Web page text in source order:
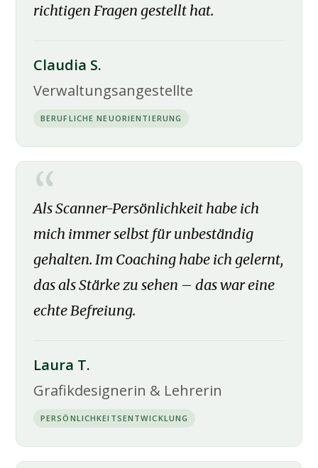
richtigen Fragen gestellt hat.
Claudia S.
Verwaltungsangestellte
BERUFLICHE NEUORIENTIERUNG
Als Scanner-Persönlichkeit habe ich
mich immer selbst für unbeständig
gehalten. Im Coaching habe ich gelernt,
das als Stärke zu sehen – das war eine
echte Befreiung.
Laura T.
Grafikdesignerin & Lehrerin
PERSÖNLICHKEITSENTWICKLUNG